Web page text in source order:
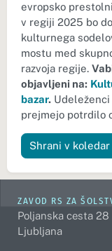
evropsko
v regiji 2025 bo
kulturnega
mostu med
razvoja regije.
objavljeni na:
bazar.
prejmejo potrdilo
Shrani v koledar
ZAVOD RS ZA
Poljanska cesta 28
Ljubljana